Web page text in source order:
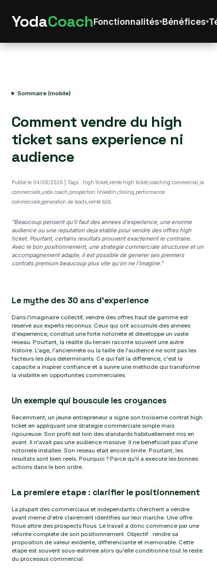
YodaCoachFonctionnalités Bénéfices
Sommaire (mobile)
Comment vendre du high
ticket sans experience ni
audience
Publié le 04/06/2026 | Tags : high ticket,vente high ticket,coaching commercial,ia
commerciale,yoda coach,prospection linkedin,closing,performance
commerciale,generation de leads,vente b2b
"Beaucoup pensent qu'il faut des annees d'experience, une enorme
audience ou une reputation deja etablie pour vendre des offres high
ticket. Pourtant, certains resultats prouvent exactement le contraire.
Avec le bon positionnement, une strategie commerciale structuree et un
accompagnement adapte, il est possible de generer ses premiers
contrats premium beaucoup plus vite qu'on ne l'imagine."
Le mythe des 30 ans d'experience
Dans l'imaginaire collectif, vendre des offres haut de gamme est
reserve aux experts reconnus. Ceux qui ont accumule des annees
d'experience, construit une forte notoriete et developpe un vaste
reseau. Pourtant, la realite du terrain raconte souvent une autre
histoire. L'age, l'anciennete ou la taille de l'audience ne sont pas les
facteurs les plus determinants. Ce qui fait la difference, c'est la
capacite a inspirer confiance et a suivre une methode qui transforme
la visibilite en opportunites commerciales.
Un exemple qui bouscule les croyances
Recemment, un jeune entrepreneur a signe son troisieme contrat high
ticket en appliquant une strategie commerciale simple mais
rigoureuse. Son profil est loin des standards habituellement mis en
avant. Il n'avait pas une audience massive. Il ne beneficiait pas d'une
notoriete installee. Son reseau etait encore limite. Pourtant, les
resultats sont bien reels. Pourquoi ? Parce qu'il a execute les bonnes
actions dans le bon ordre.
La premiere etape : clarifier le positionnement
La plupart des commerciaux et independants cherchent a vendre
avant meme d'etre clairement identifies sur leur marche. Une offre
floue attire des prospects flous. Le travail a donc commence par une
refonte complete de son positionnement. Objectif : rendre sa
proposition de valeur evidente, differenciante et memorable. Cette
etape est souvent sous-estimee alors qu'elle conditionne tout le reste
du processus commercial.